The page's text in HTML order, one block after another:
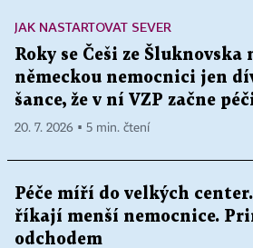
JAK NASTARTOVAT SEVER
Roky se Češi ze Šluknovska
německou nemocnici jen
šance, že v ní VZP začne
20. 7. 2026 ▪ 5 min. čtení
Péče míří do velkých
říkají menší nemocnice.
odchodem